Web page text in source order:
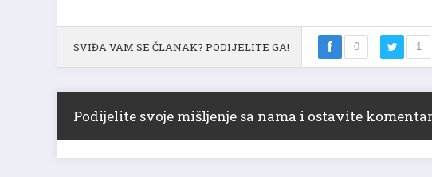
SVIĐA VAM SE ČLANAK? PODIJELITE GA! 0 1
Podijelite svoje mišljenje sa nama i ostavite komentar